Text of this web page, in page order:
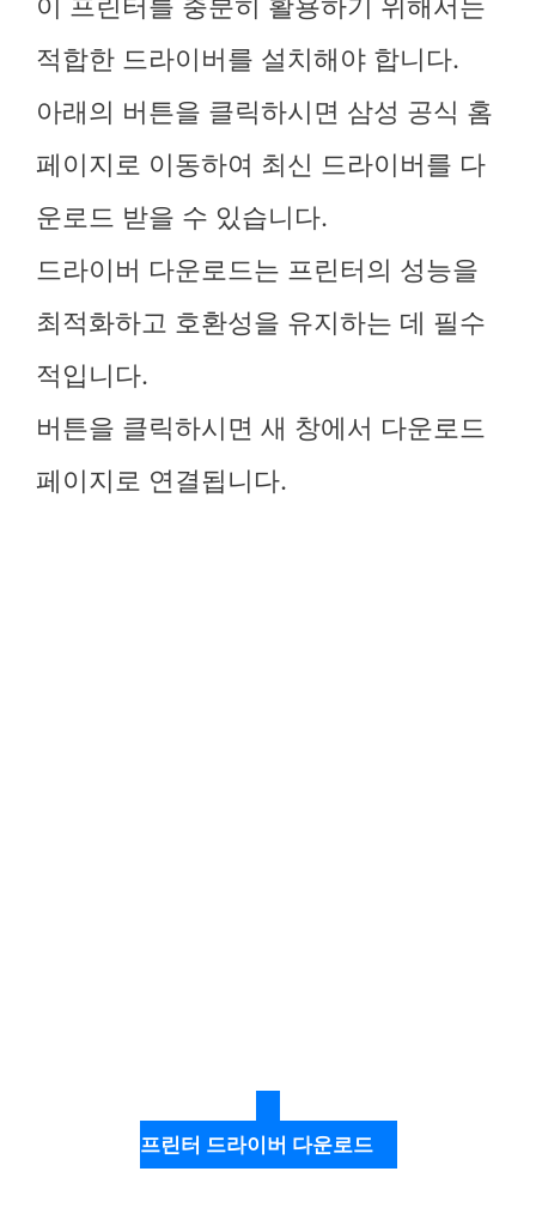
적합한 드라이버를 설치해야 합니다.
아래의 버튼을 클릭하시면 삼성 공식 홈
페이지로 이동하여 최신 드라이버를 다
운로드 받을 수 있습니다.
드라이버 다운로드는 프린터의 성능을
최적화하고 호환성을 유지하는 데 필수
적입니다.
버튼을 클릭하시면 새 창에서 다운로드
페이지로 연결됩니다.
프린터 드라이버 다운로드